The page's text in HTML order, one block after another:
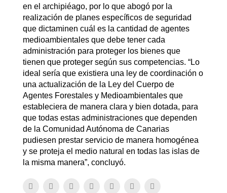
en el archipiéago, por lo que abogó por la
realización de planes específicos de seguridad
que dictaminen cuál es la cantidad de agentes
medioambientales que debe tener cada
administración para proteger los bienes que
tienen que proteger según sus competencias. “Lo
ideal sería que existiera una ley de coordinación o
una actualización de la Ley del Cuerpo de
Agentes Forestales y Medioambientales que
estableciera de manera clara y bien dotada, para
que todas estas administraciones que dependen
de la Comunidad Autónoma de Canarias
pudiesen prestar servicio de manera homogénea
y se proteja el medio natural en todas las islas de
la misma manera”, concluyó.